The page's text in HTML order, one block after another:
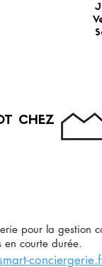
CHEZ
pour la gestion
en courte durée.